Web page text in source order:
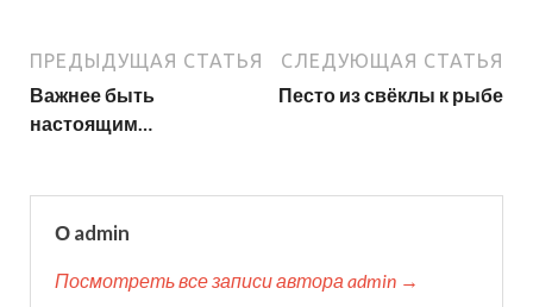
ПРЕДЫДУЩАЯ СТАТЬЯ
Важнее быть
настоящим…
СЛЕДУЮЩАЯ СТАТЬЯ
Песто из свёклы к рыбе
О admin
Посмотреть все записи автора admin →